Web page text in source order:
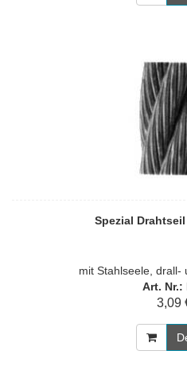
Spezial Drahtseil
mit Stahlseele, drall-
Art. Nr.:
3,09